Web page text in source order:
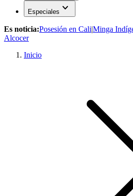
Especiales expand_more
Es noticia:Posesión en Cali|Minga
Alcocer
Inicio